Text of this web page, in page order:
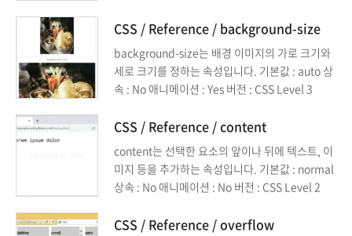
성이 align-content입니다.
CSS / Reference / background-size
background-size는 배경 이미지의 가로 크기와
세로 크기를 정하는 속성입니다. 기본값 : auto 상
속 : No 애니메이션 : Yes 버전 : CSS Level 3
CSS / Reference / content
content는 선택한 요소의 앞이나 뒤에 텍스트, 이
미지 등을 추가하는 속성입니다. 기본값 : normal
상속 : No 애니메이션 : No 버전 : CSS Level 2
CSS / Reference / overflow